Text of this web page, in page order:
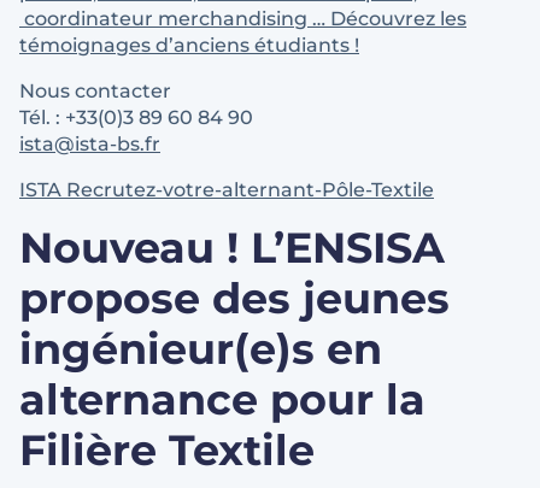
coordinateur merchandising … Découvrez les
témoignages d’anciens étudiants !
Nous contacter
Tél. : +33(0)3 89 60 84 90
ista@ista-bs.fr
ISTA Recrutez-votre-alternant-Pôle-Textile
Nouveau ! L’ENSISA
propose des jeunes
ingénieur(e)s en
alternance pour la
Filière Textile